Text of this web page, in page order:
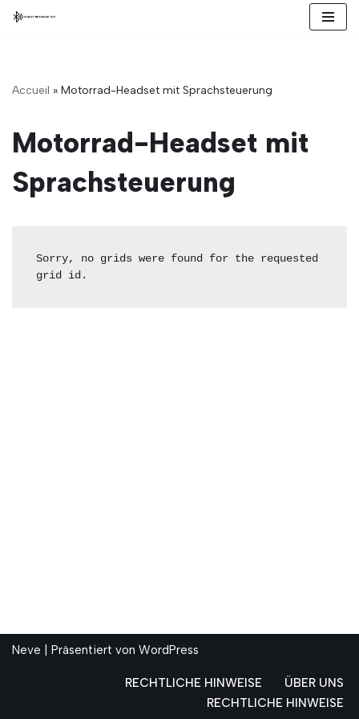
Accueil » Motorrad-Headset mit Sprachsteuerung
Motorrad-Headset mit
Sprachsteuerung
Sorry, no grids were found for the requested
grid id.
Neve | Präsentiert von WordPress
RECHTLICHE HINWEISE
ÜBER UNS
RECHTLICHE HINWEISE